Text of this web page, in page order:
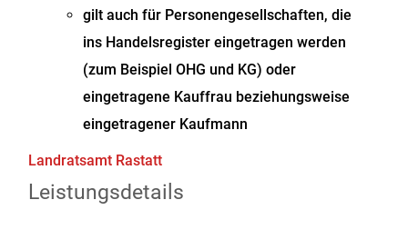
gilt auch für Personengesellschaften, die
ins Handelsregister eingetragen werden
(zum Beispiel OHG und KG) oder
eingetragene Kauffrau beziehungsweise
eingetragener Kaufmann
Landratsamt Rastatt
Leistungsdetails